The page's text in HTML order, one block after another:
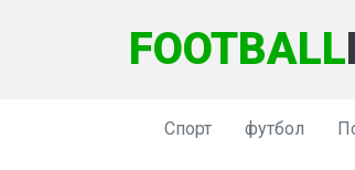
FOOTBALL
Спорт футбол